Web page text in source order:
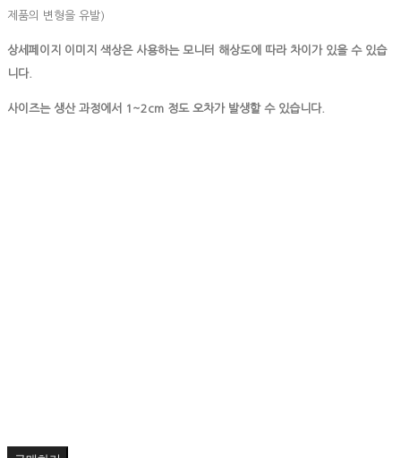
제품의 변형을 유발)
상세페이지 이미지 색상은 사용하는 모니터 해상도에 따라 차이가 있을 수 있습
니다.
사이즈는 생산 과정에서 1~2cm 정도 오차가 발생할 수 있습니다.